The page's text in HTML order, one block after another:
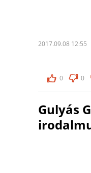
2017.09.08 12:55
0 0
Gulyás